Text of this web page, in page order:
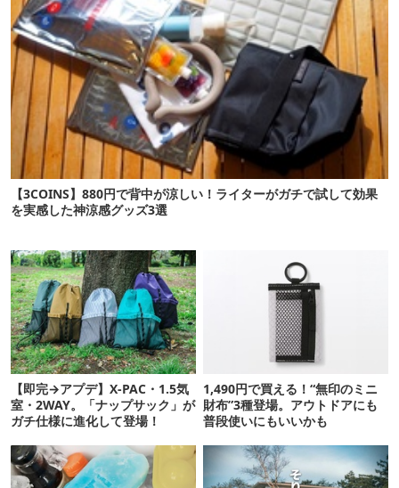
【3COINS】880円で背中が涼しい！ライターがガチで試して効果
を実感した神涼感グッズ3選
【即完→アプデ】X-PAC・1.5気
室・2WAY。「ナップサック」が
ガチ仕様に進化して登場！
1,490円で買える！“無印のミニ
財布”3種登場。アウトドアにも
普段使いにもいいかも